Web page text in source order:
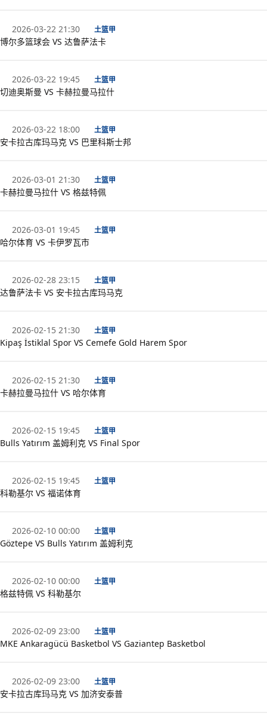
2026-03-22 21:30 土篮甲
博尔多篮球会 VS 达鲁萨法卡
2026-03-22 19:45 土篮甲
切迪奥斯曼 VS 卡赫拉曼马拉什
2026-03-22 18:00 土篮甲
安卡拉古库玛马克 VS 巴里科斯士邦
2026-03-01 21:30 土篮甲
卡赫拉曼马拉什 VS 格兹特佩
2026-03-01 19:45 土篮甲
哈尔体育 VS 卡伊罗瓦市
2026-02-28 23:15 土篮甲
达鲁萨法卡 VS 安卡拉古库玛马克
2026-02-15 21:30 土篮甲
Kipaş İstiklal Spor VS Cemefe Gold Harem Spor
2026-02-15 21:30 土篮甲
卡赫拉曼马拉什 VS 哈尔体育
2026-02-15 19:45 土篮甲
Bulls Yatırım 盖姆利克 VS Final Spor
2026-02-15 19:45 土篮甲
科勒基尔 VS 福诺体育
2026-02-10 00:00 土篮甲
Göztepe VS Bulls Yatırım 盖姆利克
2026-02-10 00:00 土篮甲
格兹特佩 VS 科勒基尔
2026-02-09 23:00 土篮甲
MKE Ankaragücü Basketbol VS Gaziantep Basketbol
2026-02-09 23:00 土篮甲
安卡拉古库玛马克 VS 加济安泰普